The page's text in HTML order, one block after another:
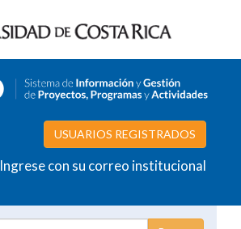
USUARIOS REGISTRADOS
Ingrese con su correo institucional